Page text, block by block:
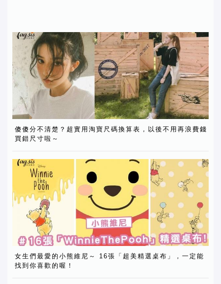
傻傻分不清楚？超實用淘寶尺碼換算表，以後不用再浪費錢
買錯尺寸啦～
女生們最愛的小熊維尼～ 16張「超美精選桌布」，一定能
找到你喜歡的喔！